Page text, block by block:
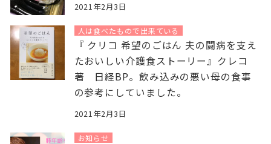
2021年2月3日
人は食べたもので出来ている
『 クリコ 希望のごはん 夫の闘病を支え
たおいしい介護食ストーリー』クレコ
著 日経BP。飲み込みの悪い母の食事
の参考にしていました。
2021年2月3日
お知らせ